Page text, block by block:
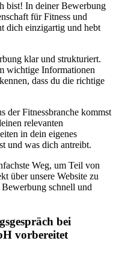
bist! In deiner Bewerbung
für Fitness und
dich einzigartig und hebt
klar und strukturiert.
wichtige Informationen
dass du die richtige
der Fitnessbranche kommst
relevanten
in dein eigenes
und was dich antreibt.
Weg, um Teil von
über unsere Website zu
Bewerbung schnell und
bei
vorbereitet